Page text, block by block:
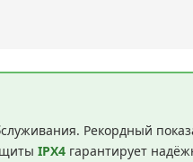
Рекордный
IPX4 гарантирует